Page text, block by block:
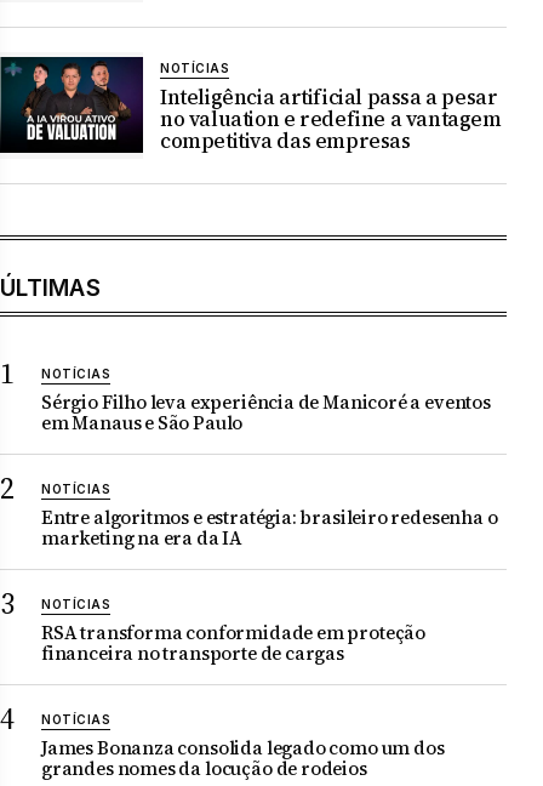
NOTÍCIAS
Inteligência artificial passa a pesar
no valuation e redefine a vantagem
competitiva das empresas
ÚLTIMAS
NOTÍCIAS
Sérgio Filho leva experiência de Manicoré a eventos
em Manaus e São Paulo
NOTÍCIAS
Entre algoritmos e estratégia: brasileiro redesenha o
marketing na era da IA
NOTÍCIAS
RSA transforma conformidade em proteção
financeira no transporte de cargas
NOTÍCIAS
James Bonanza consolida legado como um dos
grandes nomes da locução de rodeios